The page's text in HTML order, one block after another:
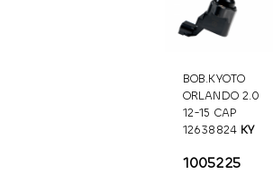
BOB.KYOTO
ORLANDO 2.0
12-15 CAP
12638824 KY
1005225